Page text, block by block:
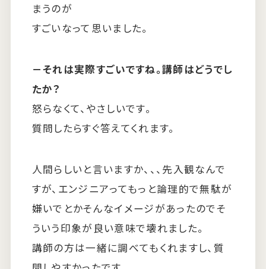
まうのが
すごいなって思いました。
－それは実際すごいですね。講師はどうでし
たか？
怒らなくて、やさしいです。
質問したらすぐ答えてくれます。
人間らしいと言いますか、、、先入観なんで
すが、エンジニアってもっと論理的で無駄が
嫌いでとかそんなイメージがあったのでそ
ういう印象が良い意味で壊れました。
講師の方は一緒に調べてもくれますし、質